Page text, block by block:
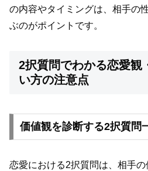
の内容やタイミングは、相手の
ぶのがポイントです。
2択質問でわかる恋愛観
い方の注意点
価値観を診断する2択質問
恋愛における2択質問は、相手